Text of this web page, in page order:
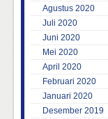
Agustus 2020
Juli 2020
Juni 2020
Mei 2020
April 2020
Februari 2020
Januari 2020
Desember 2019